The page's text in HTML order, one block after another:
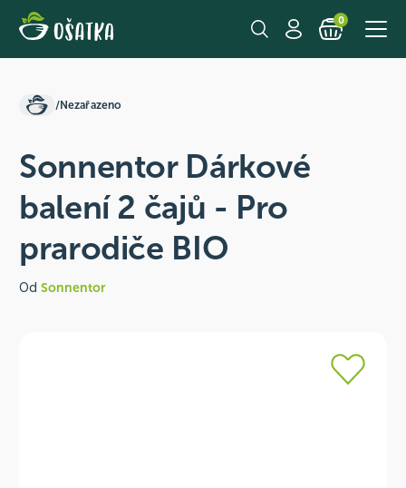
0
/Nezařazeno
Sonnentor Dárkové
balení 2 čajů - Pro
prarodiče BIO
Od Sonnentor